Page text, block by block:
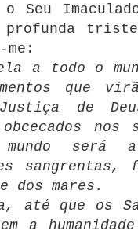
Seu
profunda
a todo o
que
de
obcecados
será
sangrentas,
dos mares.
que os
a